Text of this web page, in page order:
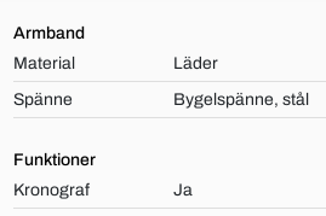
Armband
Material
Läder
Spänne
Bygelspänne, stål
Funktioner
Kronograf
Ja